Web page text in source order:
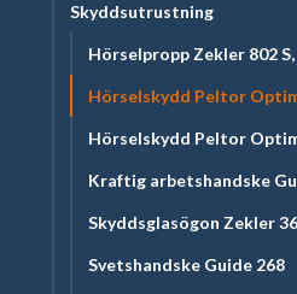
Skyddsutrustning
Hörselpropp Zekler 802 S,
Hörselskydd Peltor
Hörselskydd Peltor
Kraftig arbetshandske
Skyddsglasögon Zekler 36
Svetshandske Guide 268